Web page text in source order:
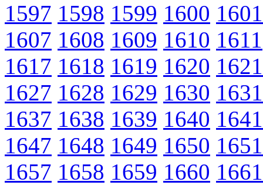
1597 1598 1599 1600 1601
1607 1608 1609 1610 1611
1617 1618 1619 1620 1621
1627 1628 1629 1630 1631
1637 1638 1639 1640 1641
1647 1648 1649 1650 1651
1657 1658 1659 1660 1661